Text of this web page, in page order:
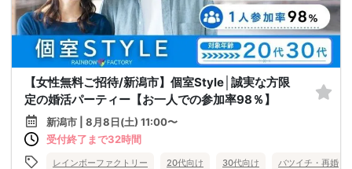
【女性無料ご招待/新潟市】個室Style│誠実な方限
定の婚活パーティー【お一人での参加率98％】
新潟市 | 8月8日(土) 11:00〜
受付終了まで32時間
レインボーファクトリー 20代向け 30代向け バツイチ・再婚